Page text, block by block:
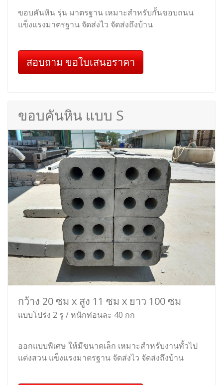
ขอบคันหิน รุ่น มาตรฐาน เหมาะสำหรับกั้นขอบถนน
แข็งแรงมาตรฐาน จัดส่งไว จัดส่งถึงบ้าน
สอบถาม ขอใบเสนอราคา
ขอบคันหิน แบบ S
กว้าง 20 ซม x สูง 11 ซม x ยาว 100 ซม
แบบโปร่ง 2 รู / หนักท่อนละ 40 กก
ออกแบบพิเศษ ให้มีขนาดเล็ก เหมาะสำหรับงานทั้วไป
แต่งสวน แข็งแรงมาตรฐาน จัดส่งไว จัดส่งถึงบ้าน